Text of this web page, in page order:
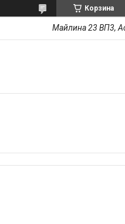
Корзина
Майлина 23 ВП3,